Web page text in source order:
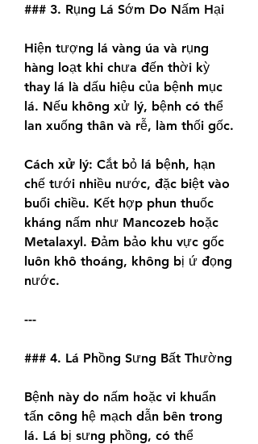
### 3. Rụng Lá Sớm Do Nấm Hại
Hiện tượng lá vàng úa và rụng
hàng loạt khi chưa đến thời kỳ
thay lá là dấu hiệu của bệnh mục
lá. Nếu không xử lý, bệnh có thể
lan xuống thân và rễ, làm thối gốc.
Cách xử lý: Cắt bỏ lá bệnh, hạn
chế tưới nhiều nước, đặc biệt vào
buổi chiều. Kết hợp phun thuốc
kháng nấm như Mancozeb hoặc
Metalaxyl. Đảm bảo khu vực gốc
luôn khô thoáng, không bị ứ đọng
nước.
---
### 4. Lá Phồng Sưng Bất Thường
Bệnh này do nấm hoặc vi khuẩn
tấn công hệ mạch dẫn bên trong
lá. Lá bị sưng phồng, có thể